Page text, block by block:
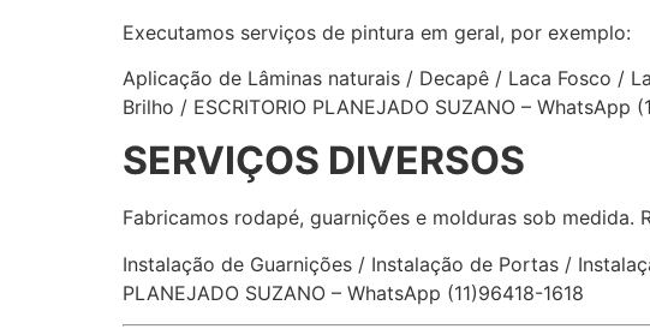
Executamos serviços de pintura em geral, por exemplo:
Aplicação de Lâminas naturais / Decapê / Laca Fosco /
Brilho / ESCRITORIO PLANEJADO SUZANO – WhatsApp
SERVIÇOS DIVERSOS
Fabricamos rodapé, guarnições e molduras sob medida.
Instalação de Guarnições / Instalação de Portas /
PLANEJADO SUZANO – WhatsApp (11)96418-1618